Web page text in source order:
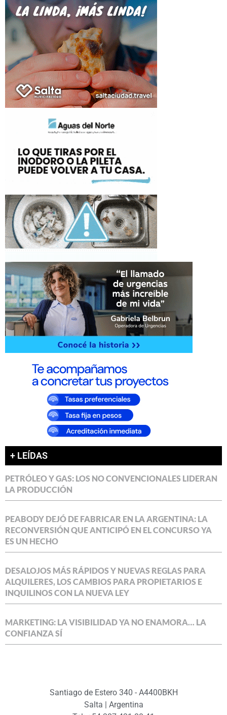
+ LEÍDAS
PETRÓLEO Y GAS: LOS NO CONVENCIONALES LIDERAN
LA PRODUCCIÓN
PEABODY DEJÓ DE FABRICAR EN LA ARGENTINA: LA
RECONVERSIÓN QUE ANTICIPÓ EN EL CONCURSO YA
ES UN HECHO
DESALOJOS MÁS RÁPIDOS Y NUEVAS REGLAS PARA
ALQUILERES, LOS CAMBIOS PARA PROPIETARIOS E
INQUILINOS CON LA NUEVA LEY
MARKETING: LA VISIBILIDAD YA NO ENAMORA… LA
CONFIANZA SÍ
Santiago de Estero 340 - A4400BKH
Salta | Argentina